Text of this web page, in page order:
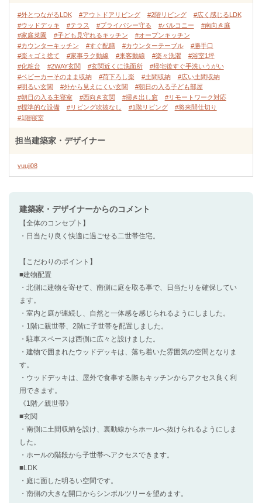
#外とつながるLDK #アウトドアリビング #2階リビング
#広く感じるLDK
#ウッドデッキ
#テラス #プライバシー守る #バルコニー
#南向き庭
#家庭菜園
#子ども見守れるキッチン
#オープンキッチン
#カウンターキッチン
#すぐ配膳 #カウンターテーブル
#勝手口
#楽々ゴミ捨て
#家事ラク動線 #来客動線 #楽々洗濯
#浴室1坪
#化粧台
#2WAY玄関 #玄関近くに洗面所
#帰宅後すぐ手洗いうがい
#ベビーカーそのまま収納
#荷下ろし楽 #土間収納
#広い土間収納
#明るい玄関
#外から見えにくい玄関
#朝日の入る子ども部屋
#朝日の入る主寝室
#西向き玄関 #掃き出し窓
#リモートワーク対応
#標準的な設備
#リビング吹抜なし #1階リビング
#将来間仕切り
#1階寝室
担当建築家・デザイナー
yuuji08
建築家・デザイナーからのコメント
【全体のコンセプト】
・日当たり良く快適に過ごせる二世帯住宅。
【こだわりのポイント】
■建物配置
・北側に建物を寄せて、南側に庭を取る事で、日当たりを確保してい
ます。
・室内と庭が連続し、自然と一体感を感じられるようにしました。
・1階に親世帯、2階に子世帯を配置しました。
・駐車スペースは西側に広々と設けました。
・建物で囲まれたウッドデッキは、落ち着いた雰囲気の空間となりま
す。
・ウッドデッキは、屋外で食事する際もキッチンからアクセス良く利
用できます。
《1階／親世帯》
■玄関
・南側に土間収納を設け、裏動線からホールへ抜けられるようにしま
した。
・ホールの階段から子世帯へアクセスできます。
■LDK
・庭に面した明るい空間です。
・南側の大きな開口からシンボルツリーを望めます。